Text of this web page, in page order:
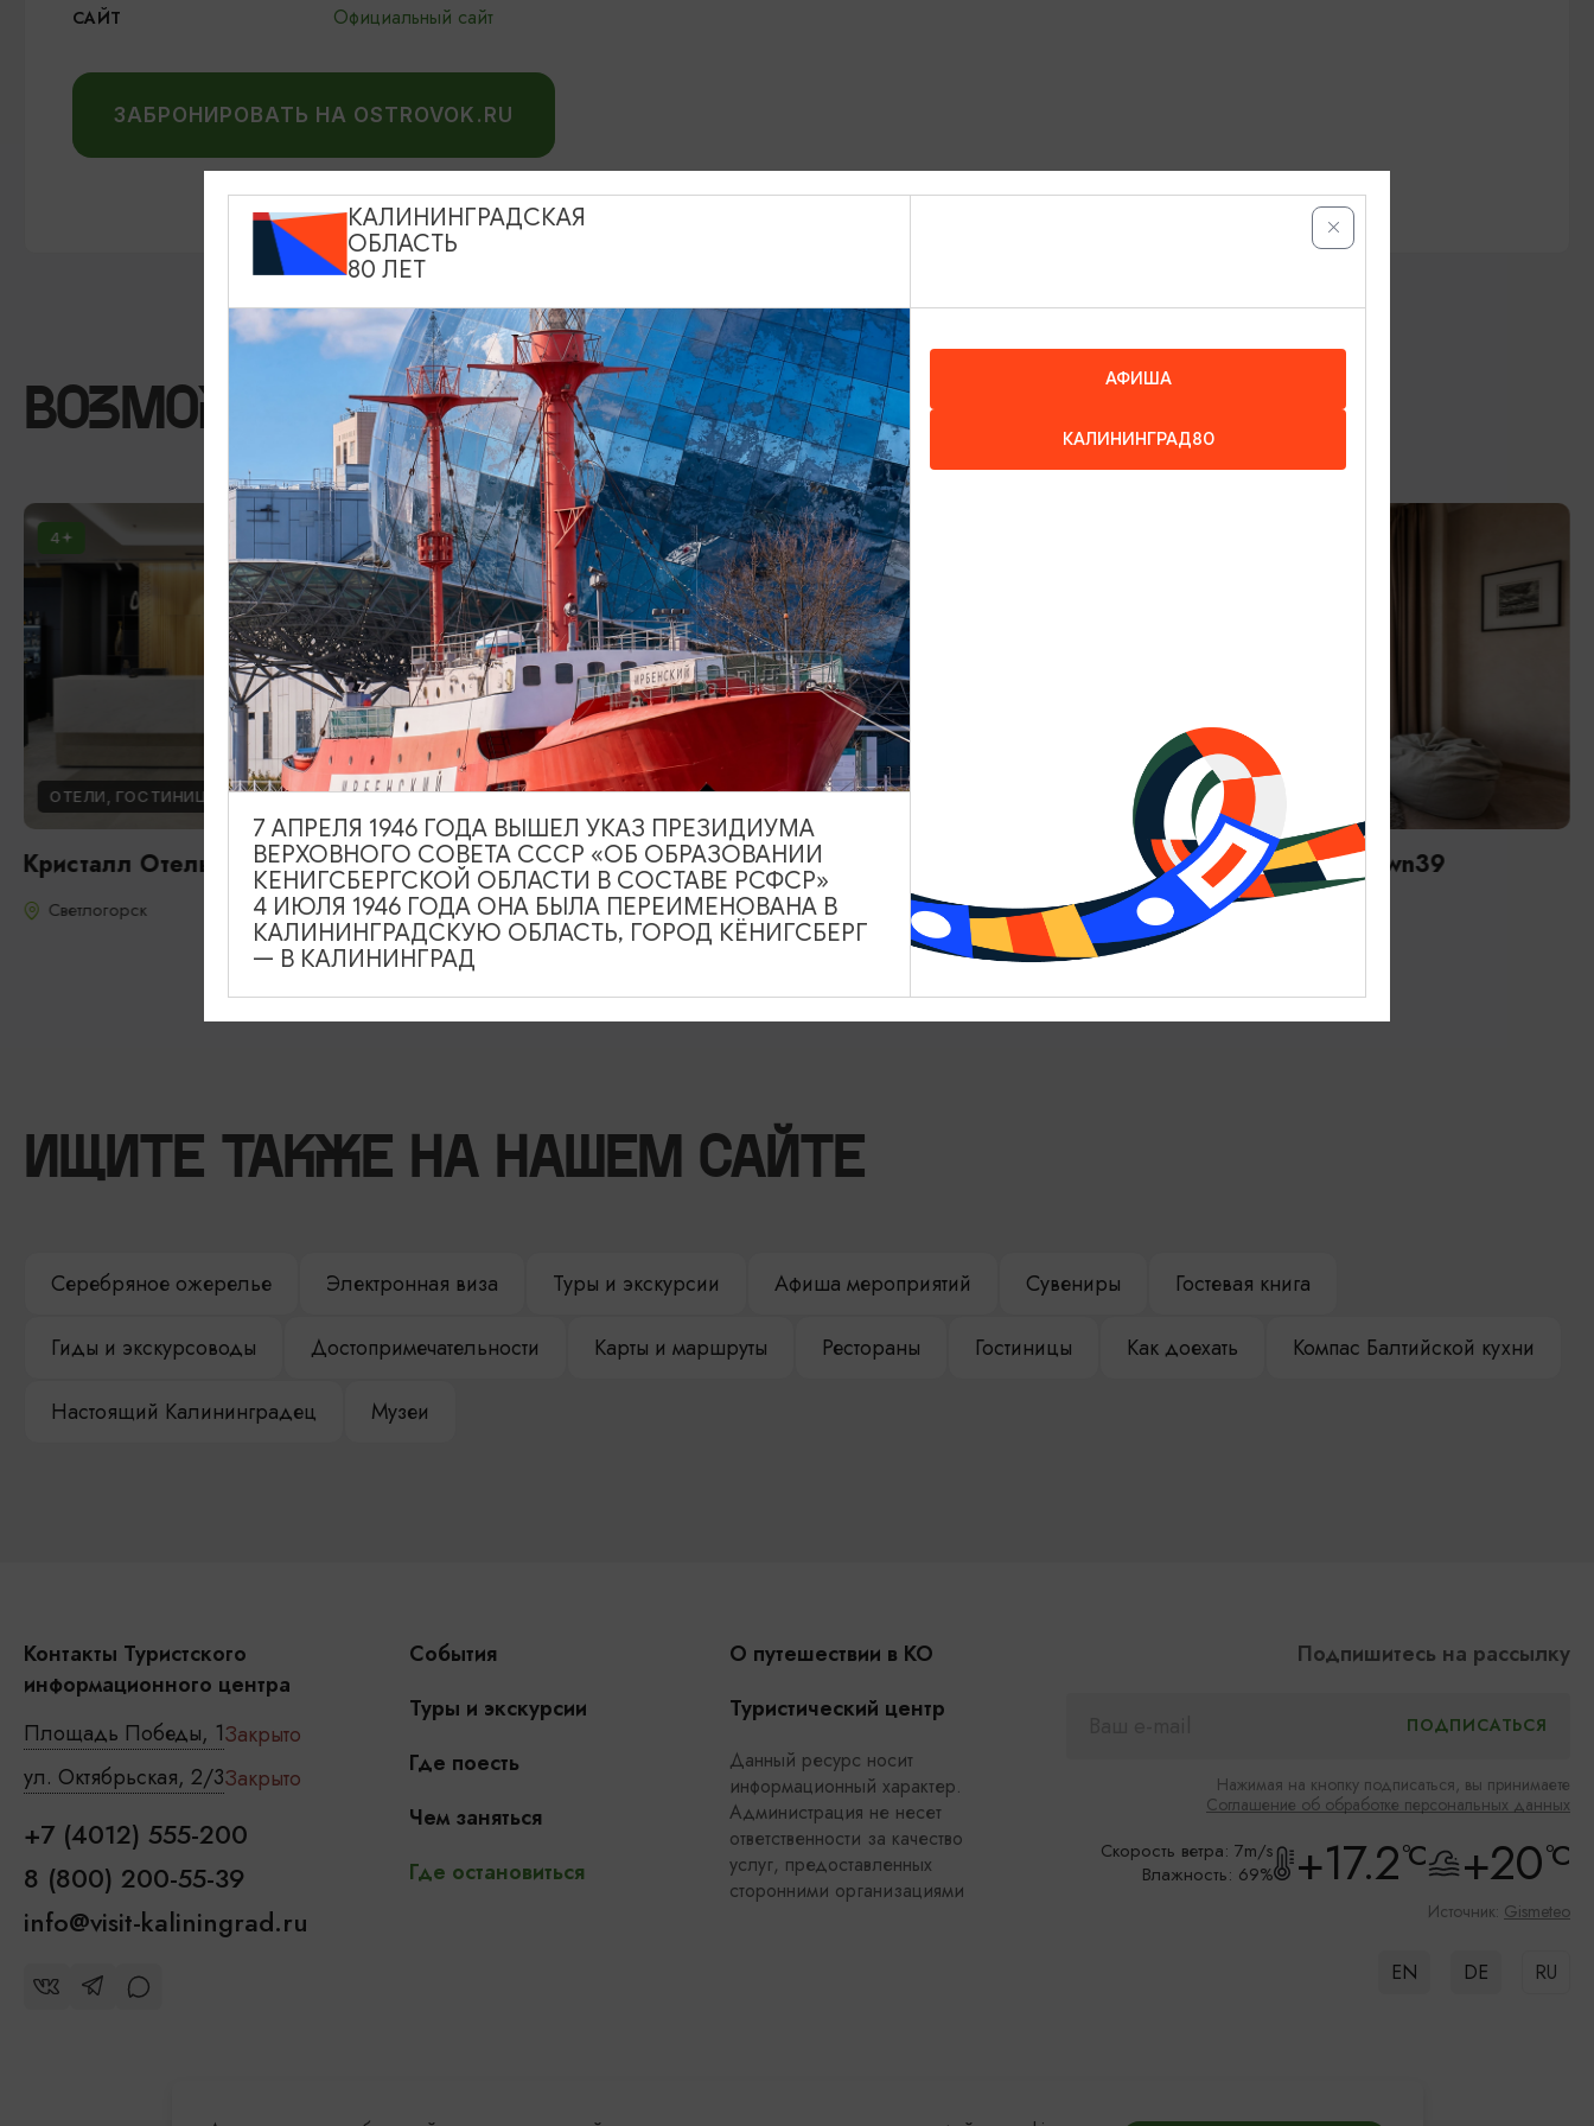
САЙТ Официальный сайт
ЗАБРОНИРОВАТЬ НА OSTROVOK.RU
ВОЗМОЖНО ВАС ЗАИНТЕРЕСУЕТ
4
ОТЕЛИ, ГОСТИНИЦЫ
Кристалл Отель и Спа
Светлогорск
АПАРТАМЕНТЫ, КВАРТИРЫ
Апартаменты PAVLOV
Калининград
АПАРТАМЕНТЫ, КВАРТИРЫ
Апартаменты Краун39/Crown39
Калининград
ИЩИТЕ ТАКЖЕ НА НАШЕМ САЙТЕ
Серебряное ожерелье Электронная виза Туры и экскурсии Афиша мероприятий Сувениры Гостевая книга
Гиды и экскурсоводы Достопримечательности Карты и маршруты Рестораны Гостиницы Как доехать Компас Балтийской кухни
Настоящий Калининградец Музеи
Контакты Туристского
информационного центра
Площадь Победы, 1Закрыто
ул. Октябрьская, 2/3Закрыто
+7 (4012) 555-200
8 (800) 200-55-39
info@visit-kaliningrad.ru
События
Туры и экскурсии
Где поесть
Чем заняться
Где остановиться
О путешествии в КО
Туристический центр
Данный ресурс носит
информационный характер.
Администрация не несет
ответственности за качество
услуг, предоставленных
сторонними организациями
Подпишитесь на рассылку
Нажимая на кнопку подписаться, вы принимаете
Соглашение об обработке персональных данных
Скорость ветра: 7m/s
Влажность: 69%
+17.2°C +20°C
Источник: Gismeteo
EN DE RU
КАЛИНИНГРАДСКАЯ
ОБЛАСТЬ
80 ЛЕТ
АФИША
КАЛИНИНГРАД80
7 АПРЕЛЯ 1946 ГОДА ВЫШЕЛ УКАЗ ПРЕЗИДИУМА
ВЕРХОВНОГО СОВЕТА СССР «ОБ ОБРАЗОВАНИИ
КЕНИГСБЕРГСКОЙ ОБЛАСТИ В СОСТАВЕ РСФСР»
4 ИЮЛЯ 1946 ГОДА ОНА БЫЛА ПЕРЕИМЕНОВАНА В
КАЛИНИНГРАДСКУЮ ОБЛАСТЬ, ГОРОД КЁНИГСБЕРГ
— В КАЛИНИНГРАД